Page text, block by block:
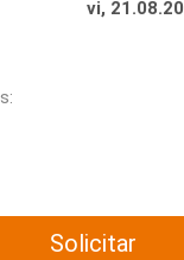
vi,
Solicitar